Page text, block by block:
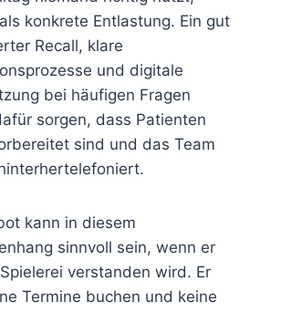
konkrete Entlastung. Ein gut
Recall, klare
und digitale
bei häufigen Fragen
sorgen, dass Patienten
sind und das Team
kann in diesem
sinnvoll sein, wenn er
verstanden wird. Er
Termine buchen und keine